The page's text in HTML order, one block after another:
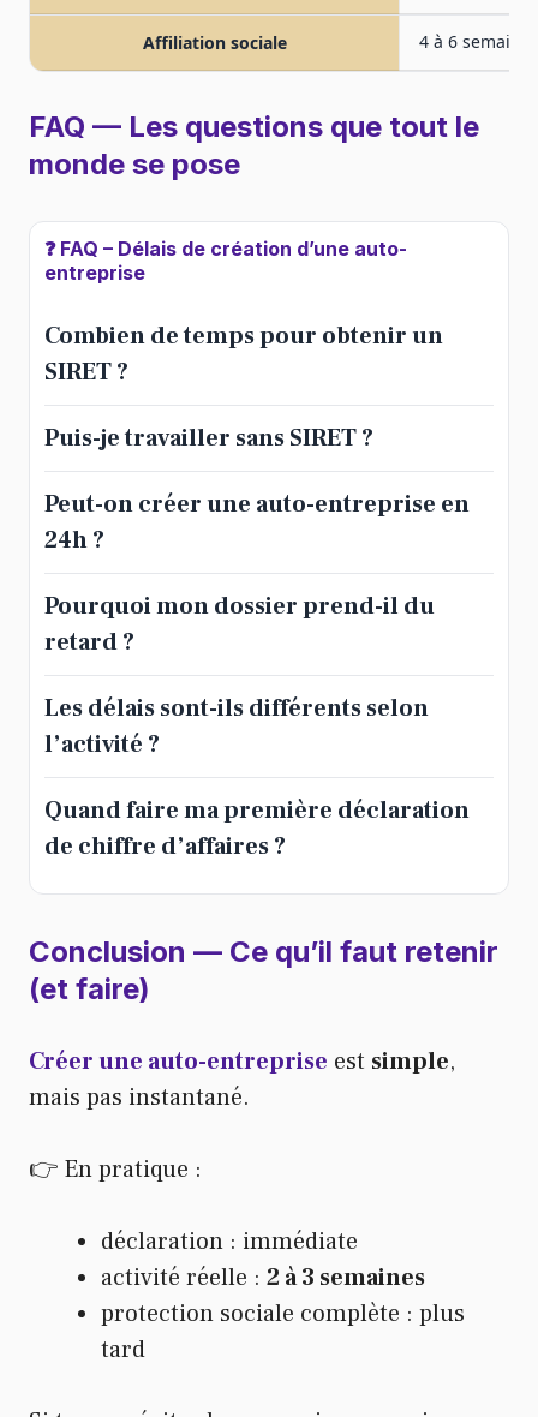
Affiliation sociale 4 à 6 semaines
FAQ — Les questions que tout le
monde se pose
❓ FAQ – Délais de création d’une auto-
entreprise
Combien de temps pour obtenir un
SIRET ?
Puis-je travailler sans SIRET ?
Peut-on créer une auto-entreprise en
24h ?
Pourquoi mon dossier prend-il du
retard ?
Les délais sont-ils différents selon
l’activité ?
Quand faire ma première déclaration
de chiffre d’affaires ?
Conclusion — Ce qu’il faut retenir
(et faire)
Créer une auto-entreprise est simple,
mais pas instantané.
👉 En pratique :
déclaration : immédiate
activité réelle : 2 à 3 semaines
protection sociale complète : plus
tard